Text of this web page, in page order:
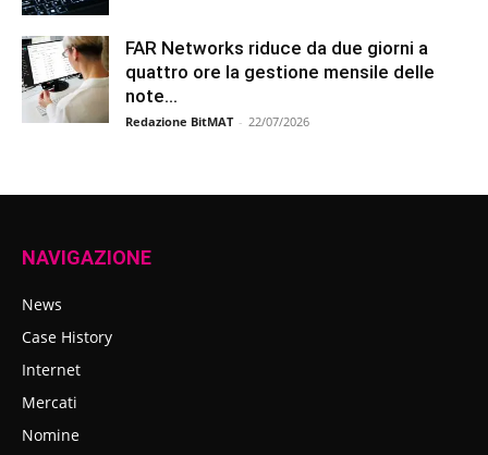
FAR Networks riduce da due giorni a
quattro ore la gestione mensile delle
note...
Redazione BitMAT - 22/07/2026
NAVIGAZIONE
News
Case History
Internet
Mercati
Nomine